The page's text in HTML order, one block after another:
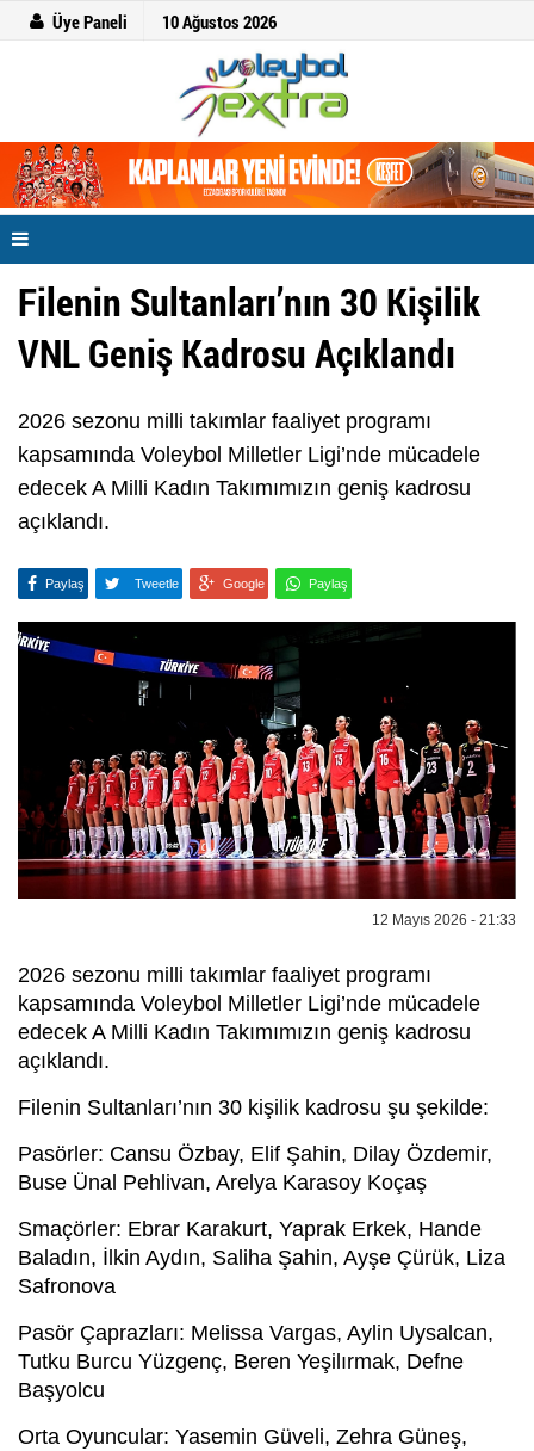
Üye Paneli 10 Ağustos 2026
Filenin Sultanları’nın 30 Kişilik
VNL Geniş Kadrosu Açıklandı
2026 sezonu milli takımlar faaliyet programı
kapsamında Voleybol Milletler Ligi’nde mücadele
edecek A Milli Kadın Takımımızın geniş kadrosu
açıklandı.
Paylaş Tweetle Google Paylaş
12 Mayıs 2026 - 21:33
2026 sezonu milli takımlar faaliyet programı
kapsamında Voleybol Milletler Ligi’nde mücadele
edecek A Milli Kadın Takımımızın geniş kadrosu
açıklandı.
Filenin Sultanları’nın 30 kişilik kadrosu şu şekilde:
Pasörler: Cansu Özbay, Elif Şahin, Dilay Özdemir,
Buse Ünal Pehlivan, Arelya Karasoy Koçaş
Smaçörler: Ebrar Karakurt, Yaprak Erkek, Hande
Baladın, İlkin Aydın, Saliha Şahin, Ayşe Çürük, Liza
Safronova
Pasör Çaprazları: Melissa Vargas, Aylin Uysalcan,
Tutku Burcu Yüzgenç, Beren Yeşilırmak, Defne
Başyolcu
Orta Oyuncular: Yasemin Güveli, Zehra Güneş,